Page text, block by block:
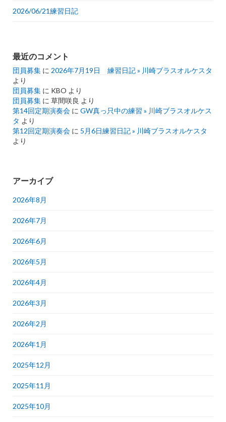
2026/06/21練習日記
最近のコメント
団員募集 に 2026年7月19日 練習日記 » 川崎ブラスオルケスタ
より
団員募集 に KBO より
団員募集 に 草間咲良 より
第14回定期演奏会 に GW真っ只中の練習 » 川崎ブラスオルケス
タ より
第12回定期演奏会 に 5月6日練習日記 » 川崎ブラスオルケスタ
より
アーカイブ
2026年8月
2026年7月
2026年6月
2026年5月
2026年4月
2026年3月
2026年2月
2026年1月
2025年12月
2025年11月
2025年10月